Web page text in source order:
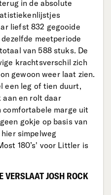
in de absolute
liefst 832 gegooide
meetperiode
van 588 stuks. De
krachtsverschil zich
gewoon weer laat zien.
een leg of tien duurt,
en rolt daar
marge uit
gokje op basis van
simpelweg
180’s' voor Littler is
VERSLAAT JOSH ROCK